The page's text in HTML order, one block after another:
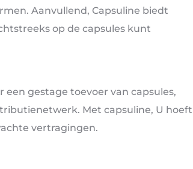
Aanvullend, Capsuline biedt
op de capsules kunt
een gestage toevoer van capsules,
Met capsuline, U hoeft
vertragingen.